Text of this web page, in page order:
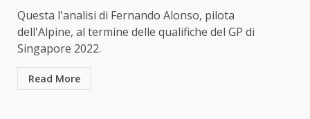
Questa l'analisi di Fernando Alonso, pilota
dell'Alpine, al termine delle qualifiche del GP di
Singapore 2022.
Read More